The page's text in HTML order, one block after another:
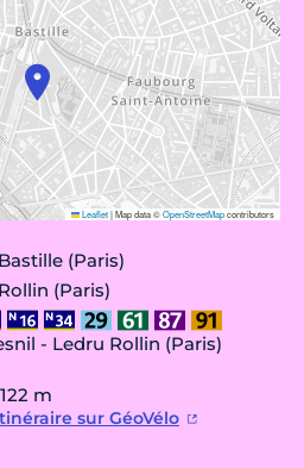
Leaflet|Map data ©OpenStreetMapcontributors
Bastille (Paris)
(Paris)
- Ledru Rollin (Paris)
m
sur GéoVélo